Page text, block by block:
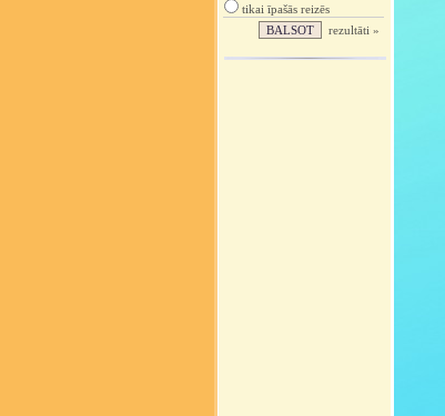
tikai īpašās reizēs
rezultāti »